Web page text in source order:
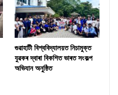
গুৱাহাটী বিশ্ববিদ্যালয়ত নিচামুক্ত
যুৱকৰ দ্বাৰা বিকশিত ভাৰত সংকল্প
অভিযান অনুষ্ঠিত